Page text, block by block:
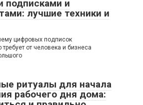
подписками и
лучшие техники и
цифровых подписок
от человека и бизнеса
ритуалы для начала
рабочего дня дома: